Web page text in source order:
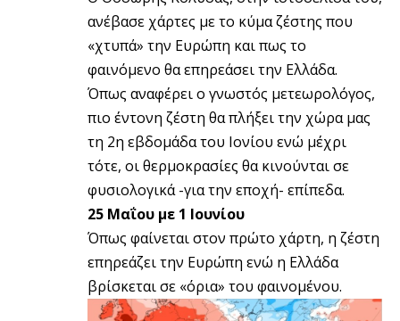
ανέβασε χάρτες με το κύμα ζέστης που
«χτυπά» την Ευρώπη και πως το
φαινόμενο θα επηρεάσει την Ελλάδα.
Όπως αναφέρει ο γνωστός μετεωρολόγος,
πιο έντονη ζέστη θα πλήξει την χώρα μας
τη 2η εβδομάδα του Ιονίου ενώ μέχρι
τότε, οι θερμοκρασίες θα κινούνται σε
φυσιολογικά -για την εποχή- επίπεδα.
25 Μαΐου με 1 Ιουνίου
Όπως φαίνεται στον πρώτο χάρτη, η ζέστη
επηρεάζει την Ευρώπη ενώ η Ελλάδα
βρίσκεται σε «όρια» του φαινομένου.